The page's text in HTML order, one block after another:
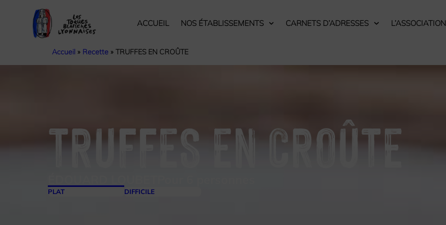
ACCUEIL NOS ÉTABLISSEMENTS CARNETS D’ADRESSES L’ASSOCIATION
Accueil » Recette » TRUFFES EN CROÛTE
TRUFFES EN CROÛTE
PLAT DIFFICILE